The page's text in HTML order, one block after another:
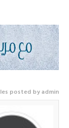
posted by admin